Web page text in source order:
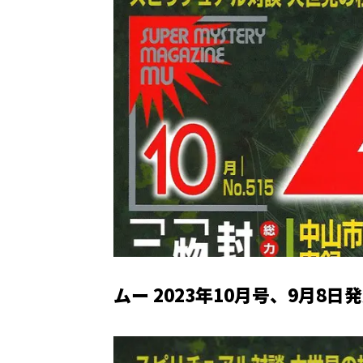
ムー 2023年10月号、9月8日